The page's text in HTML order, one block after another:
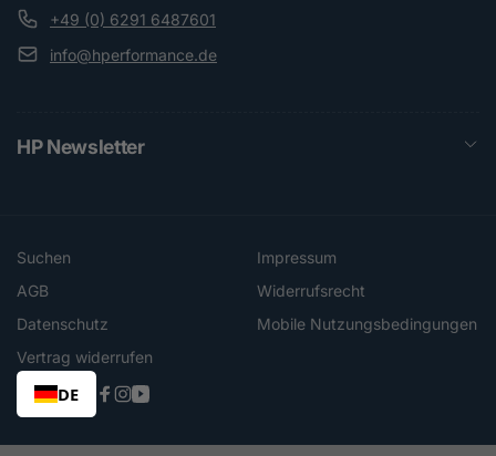
+49 (0) 6291 6487601
info@hperformance.de
HP Newsletter
Suchen
Impressum
AGB
Widerrufsrecht
Datenschutz
Mobile Nutzungsbedingungen
Vertrag widerrufen
DE
Facebook
Instagram
YouTube